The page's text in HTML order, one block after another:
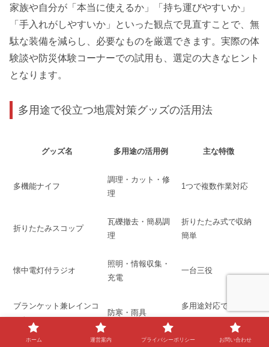
家族や自分が「本当に使えるか」「持ち運びやすいか」
「手入れがしやすいか」といった観点で見直すことで、無
駄な装備を減らし、必要なものを厳選できます。実際の体
験談や防災体験コーナーでの試用も、選定の大きなヒント
となります。
多用途で役立つ地震対策グッズの活用法
グッズ名 多用途の活用例 主な特徴
多機能ナイフ
調理・カット・修
理
1つで複数作業対応
折りたたみスコップ
瓦礫撤去・簡易調
理
折りたたみ式で収納
簡単
懐中電灯付ラジオ
照明・情報収集・
充電
一台三役
ブランケット兼レインコ
ート
防寒・雨具
多用途対応で省スペ
ース
ホーム 運営案内 プライバシーポリシー お問い合わせ